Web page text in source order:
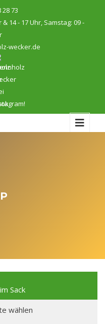
28 73
14 - 17 Uhr, Samstag: 09 -
wecker.de
Sack
wählen